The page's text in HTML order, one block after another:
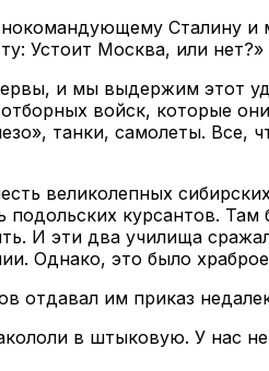
Сталину и
Устоит Москва, или нет?»
и мы выдержим этот
войск, которые
танки, самолеты. Все,
великолепных
курсантов.
И эти два училища
Однако, это было
отдавал им приказ
в штыковую. У нас